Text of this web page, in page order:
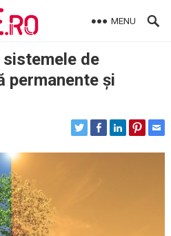
MENU
de
permanente și